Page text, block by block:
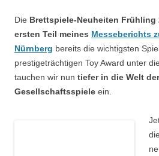
Die Brettspiele-Neuheiten Frühling
ersten Teil meines Messeberichts
Nürnberg bereits die wichtigsten
prestigeträchtigen Toy Award unter
tauchen wir nun tiefer in die Welt
Gesellschaftsspiele ein.